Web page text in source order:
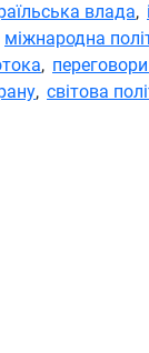
влада,
міжнародна
,
, світова